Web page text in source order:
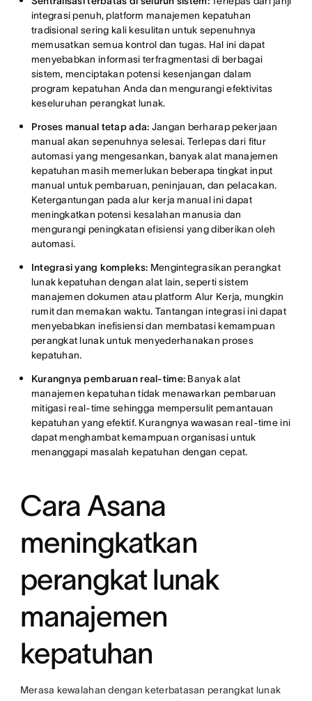
integrasi penuh, platform manajemen kepatuhan
tradisional sering kali kesulitan untuk sepenuhnya
memusatkan semua kontrol dan tugas. Hal ini dapat
menyebabkan informasi terfragmentasi di berbagai
sistem, menciptakan potensi kesenjangan dalam
program kepatuhan Anda dan mengurangi efektivitas
keseluruhan perangkat lunak.
Proses manual tetap ada: Jangan berharap pekerjaan
manual akan sepenuhnya selesai. Terlepas dari fitur
automasi yang mengesankan, banyak alat manajemen
kepatuhan masih memerlukan beberapa tingkat input
manual untuk pembaruan, peninjauan, dan pelacakan.
Ketergantungan pada alur kerja manual ini dapat
meningkatkan potensi kesalahan manusia dan
mengurangi peningkatan efisiensi yang diberikan oleh
automasi.
Integrasi yang kompleks: Mengintegrasikan perangkat
lunak kepatuhan dengan alat lain, seperti sistem
manajemen dokumen atau platform Alur Kerja, mungkin
rumit dan memakan waktu. Tantangan integrasi ini dapat
menyebabkan inefisiensi dan membatasi kemampuan
perangkat lunak untuk menyederhanakan proses
kepatuhan.
Kurangnya pembaruan real-time: Banyak alat
manajemen kepatuhan tidak menawarkan pembaruan
mitigasi real-time sehingga mempersulit pemantauan
kepatuhan yang efektif. Kurangnya wawasan real-time ini
dapat menghambat kemampuan organisasi untuk
menanggapi masalah kepatuhan dengan cepat.
Cara Asana
meningkatkan
perangkat lunak
manajemen
kepatuhan
Merasa kewalahan dengan keterbatasan perangkat lunak